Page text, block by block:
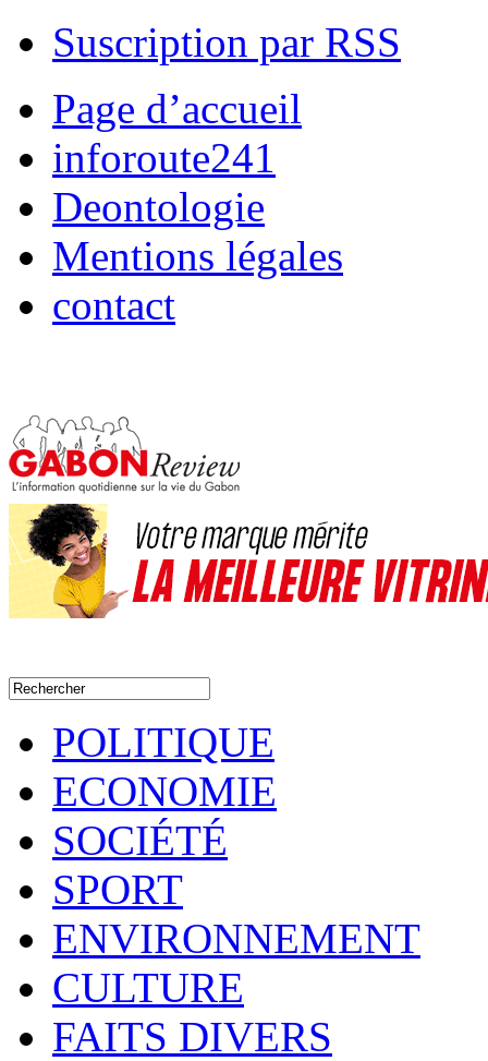
Suscription par RSS
Page d’accueil
inforoute241
Deontologie
Mentions légales
contact
POLITIQUE
ECONOMIE
SOCIÉTÉ
SPORT
ENVIRONNEMENT
CULTURE
FAITS DIVERS